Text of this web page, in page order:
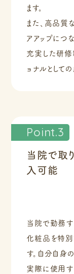
ます。
また、高品質
アアップにつな
充実した研修
ョナルとして
Point.3
当院で取
入可能
当院で勤務
化粧品を特
す。自分自身
実際に使用す